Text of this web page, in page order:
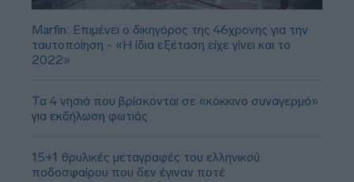
Marfin: Επιμένει ο δικηγόρος της 46χρονης για την
ταυτοποίηση - «Η ίδια εξέταση είχε γίνει και το
2022»
Τα 4 νησιά που βρίσκονται σε «κόκκινο συναγερμό»
για εκδήλωση φωτιάς
15+1 θρυλικές μεταγραφές του ελληνικού
ποδοσφαίρου που δεν έγιναν ποτέ